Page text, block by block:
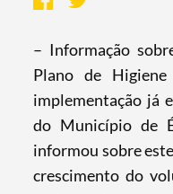
– Informação
Plano de
implementação já
do Município de
informou sobre
crescimento do